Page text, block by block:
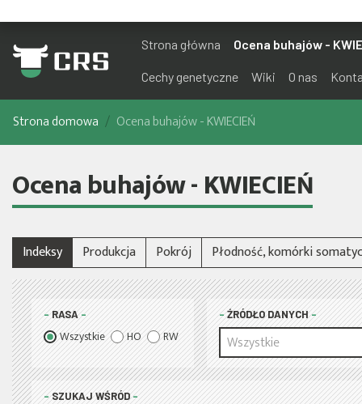
Strona główna Ocena buhajów -
Cechy genetyczne Wiki O nas
Strona domowa Ocena buhajów - KWIECIEŃ
Ocena buhajów - KWIECIEŃ
Indeksy Produkcja Pokrój Płodność, komórki
RASA
Wszystkie HO RW
ŹRÓDŁO DANYCH
Wszystkie
SZUKAJ WŚRÓD